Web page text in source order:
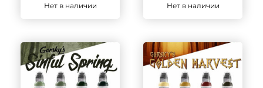
Нет в наличии Нет в наличии